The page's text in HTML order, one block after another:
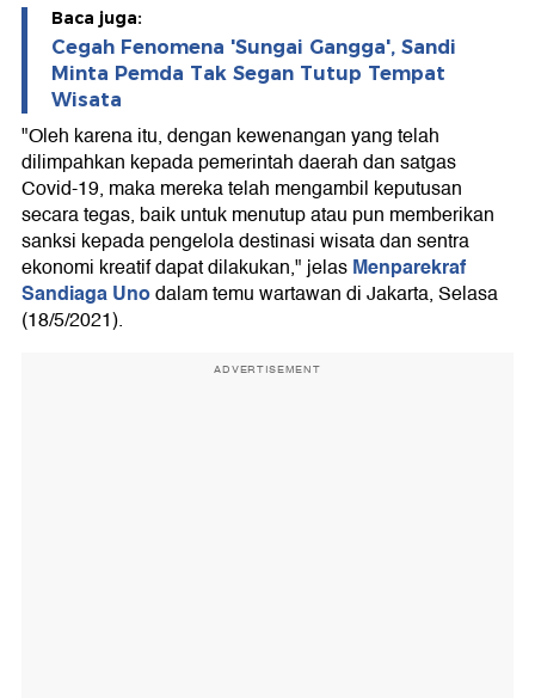
Baca juga:
Cegah Fenomena 'Sungai Gangga', Sandi
Minta Pemda Tak Segan Tutup Tempat
Wisata
"Oleh karena itu, dengan kewenangan yang telah
dilimpahkan kepada pemerintah daerah dan satgas
Covid-19, maka mereka telah mengambil keputusan
secara tegas, baik untuk menutup atau pun memberikan
sanksi kepada pengelola destinasi wisata dan sentra
ekonomi kreatif dapat dilakukan," jelasMenparekraf
Sandiaga Unodalam temu wartawan di Jakarta, Selasa
(18/5/2021).
ADVERTISEMENT